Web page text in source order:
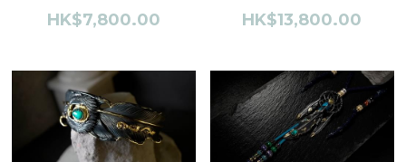
GALLERY
關於我們
登錄/註冊
HK$7,800.00
HK$13,800.00
Bangles & Bracelets
Necklaces
Earrings
新品上架